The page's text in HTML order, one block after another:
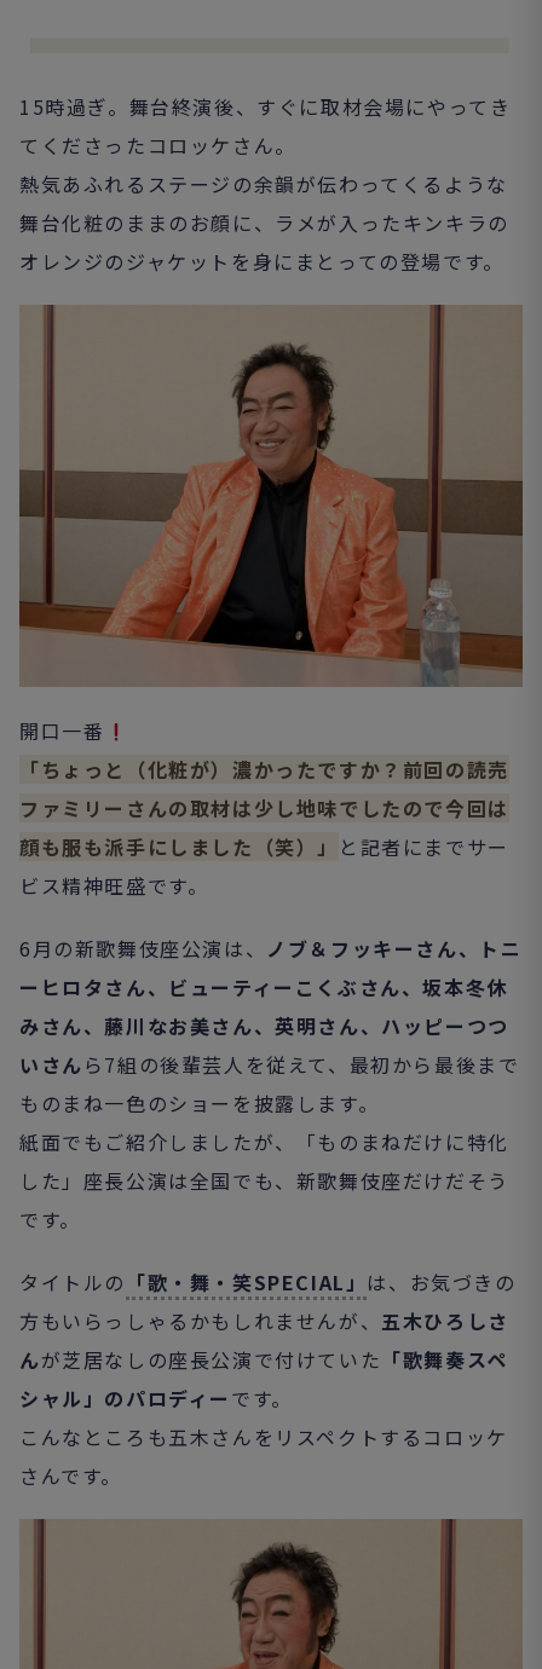
15時過ぎ。舞台終演後、すぐに取材会場にやってき
てくださったコロッケさん。
熱気あふれるステージの余韻が伝わってくるような
舞台化粧のままのお顔に、ラメが入ったキンキラの
オレンジのジャケットを身にまとっての登場です。
開口一番
「ちょっと（化粧が）濃かったですか？ 前回の読売
ファミリーさんの取材は少し地味でしたので今回は
顔も服も派手にしました（笑）」
と記者にまでサー
ビス精神旺盛です。
6月の新歌舞伎座公演は、 ノブ＆フッキーさん、トニ
ーヒロタさん、ビューティーこくぶさん、坂本冬休
みさん、藤川なお美さん、英明さん、ハッピーつつ
いさんら7組の後輩芸人を従えて、最初から最後まで
ものまね一色のショーを披露します。
紙面でもご紹介しましたが、「ものまねだけに特化
した」座長公演は全国でも、新歌舞伎座だけだそう
です。
タイトルの 「歌・舞・笑SPECIAL」 は、お気づきの
方もいらっしゃるかもしれませんが、 五木ひろしさ
んが芝居なしの座長公演で付けていた 「歌舞奏スペ
シャル」のパロディー です。
こんなところも五木さんをリスペクトするコロッケ
さんです。